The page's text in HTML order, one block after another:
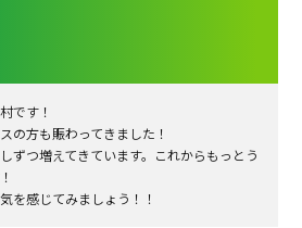
です！
の方も賑わってきました！
ずつ増えてきています。これからもっとう
を感じてみましょう！！